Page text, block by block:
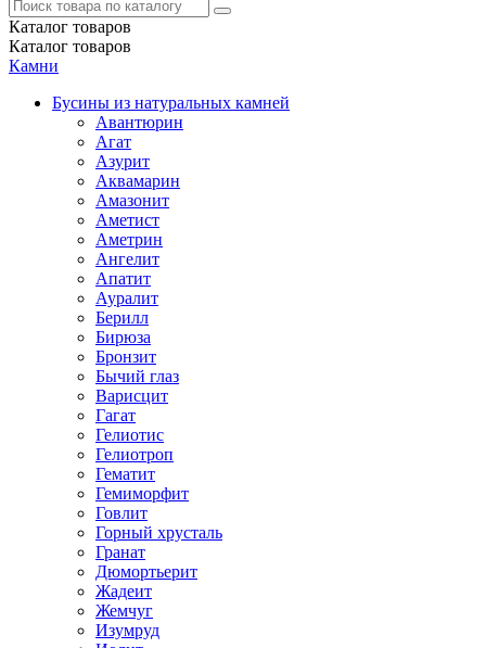
Каталог товаров
Каталог товаров
Камни
Бусины из натуральных камней
Авантюрин
Агат
Азурит
Аквамарин
Амазонит
Аметист
Аметрин
Ангелит
Апатит
Ауралит
Берилл
Бирюза
Бронзит
Бычий глаз
Варисцит
Гагат
Гелиотис
Гелиотроп
Гематит
Гемиморфит
Говлит
Горный хрусталь
Гранат
Дюмортьерит
Жадеит
Жемчуг
Изумруд